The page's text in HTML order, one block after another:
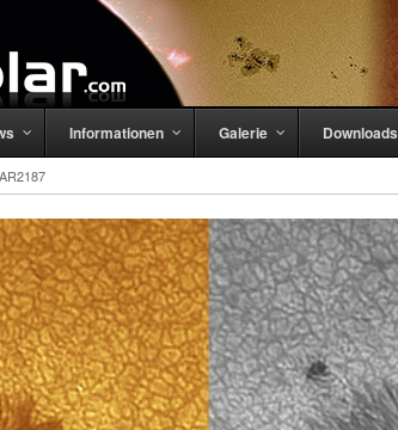
Informationen Galerie Downloads